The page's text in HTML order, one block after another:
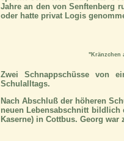
Jahre an den von Senftenberg
oder hatte privat Logis
"Kränzchen
Zwei Schnappschüsse von
Schulalltags.
Nach Abschluß der höheren
neuen Lebensabschnitt bildlich
Kaserne) in Cottbus. Georg